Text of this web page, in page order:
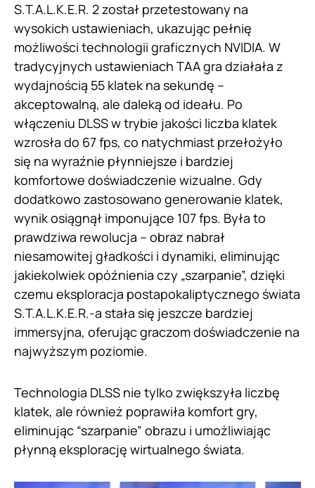
S.T.A.L.K.E.R. 2 został przetestowany na
wysokich ustawieniach, ukazując pełnię
możliwości technologii graficznych NVIDIA. W
tradycyjnych ustawieniach TAA gra działała z
wydajnością 55 klatek na sekundę –
akceptowalną, ale daleką od ideału. Po
włączeniu DLSS w trybie jakości liczba klatek
wzrosła do 67 fps, co natychmiast przełożyło
się na wyraźnie płynniejsze i bardziej
komfortowe doświadczenie wizualne. Gdy
dodatkowo zastosowano generowanie klatek,
wynik osiągnął imponujące 107 fps. Była to
prawdziwa rewolucja – obraz nabrał
niesamowitej gładkości i dynamiki, eliminując
jakiekolwiek opóźnienia czy „szarpanie”, dzięki
czemu eksploracja postapokaliptycznego świata
S.T.A.L.K.E.R.-a stała się jeszcze bardziej
immersyjna, oferując graczom doświadczenie na
najwyższym poziomie.
Technologia DLSS nie tylko zwiększyła liczbę
klatek, ale również poprawiła komfort gry,
eliminując “szarpanie” obrazu i umożliwiając
płynną eksplorację wirtualnego świata.